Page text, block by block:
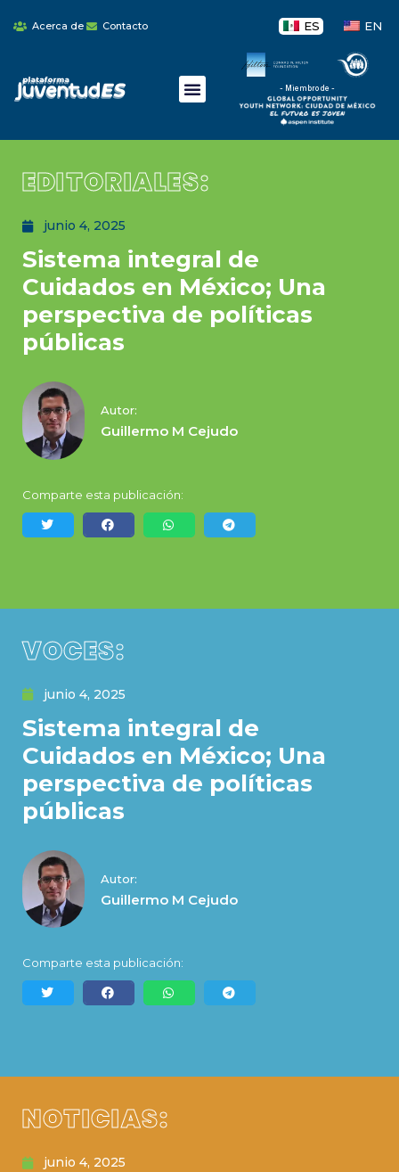
Acerca de Contacto ES EN
- Miembro de -
EDITORIALES:
junio 4, 2025
Sistema integral de
Cuidados en México; Una
perspectiva de políticas
públicas
Autor:
Guillermo M Cejudo
Comparte esta publicación:
VOCES:
junio 4, 2025
Sistema integral de
Cuidados en México; Una
perspectiva de políticas
públicas
Autor:
Guillermo M Cejudo
Comparte esta publicación:
NOTICIAS:
junio 4, 2025